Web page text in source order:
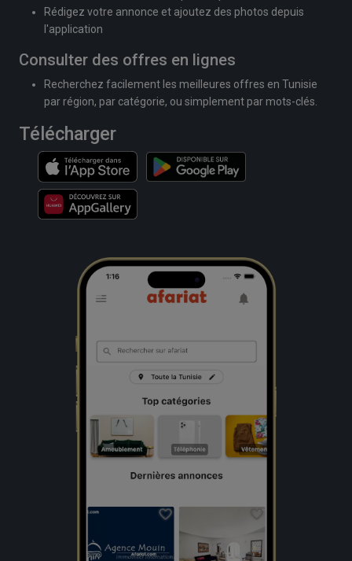
Rédigez votre annonce et ajoutez des photos depuis
l'application
Consulter des offres en lignes
Recherchez facilement les meilleures offres en Tunisie
par région, par catégorie, ou simplement par mots-clés.
Télécharger